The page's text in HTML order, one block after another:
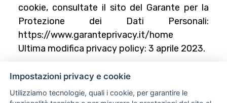
cookie, consultate il sito del Garante per la
Protezione dei Dati Personali:
https://www.garanteprivacy.it/home
Ultima modifica privacy policy: 3 aprile 2023.
Impostazioni privacy e cookie
Utilizziamo tecnologie, quali i cookie, per garantire le